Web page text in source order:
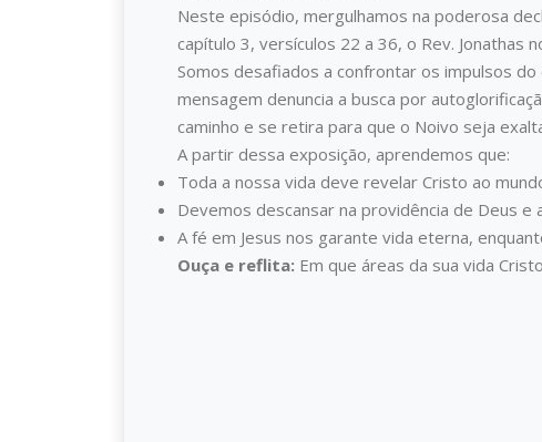
Neste episódio, mergulhamos na poderosa
capítulo 3, versículos 22 a 36, o Rev.
Somos desafiados a confrontar os impulsos
mensagem denuncia a busca por
caminho e se retira para que o Noivo seja
A partir dessa exposição, aprendemos que:
Toda a nossa vida deve revelar Cristo ao
Devemos descansar na providência de Deus e
A fé em Jesus nos garante vida eterna,
Ouça e reflita: Em que áreas da sua vida